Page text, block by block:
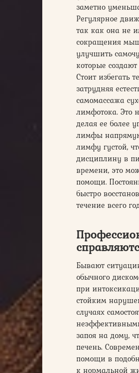
заметно
Регулярное
так как она не
сокращения
улучшить
которые
Стоит избегать
затрудняя
самомассажа
лимфотока. Это
делая ее более
лимфы напрямую
лимфу густой,
дисциплину в
времени, это
помощи.
быстро
течение всего
Бывают
обычного
при
стойким
случаях
запоя на дому,
печень.
помощи в
к нормальной